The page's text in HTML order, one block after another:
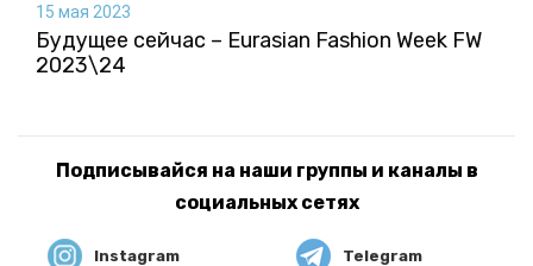
15 мая 2023
Будущее сейчас – Eurasian Fashion Week FW
2023\24
Подписывайся на наши группы и каналы в
социальных сетях
Instagram Telegram